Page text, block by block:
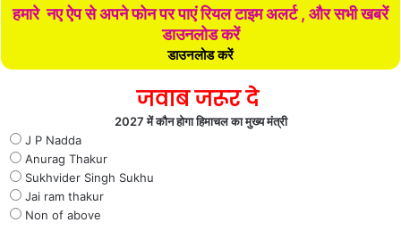
हमारे नए ऐप से अपने फोन पर पाएं रियल टाइम अलर्ट , और सभी खबरें
डाउनलोड करें
डाउनलोड करें
जवाब जरूर दे
2027 में कौन होगा हिमाचल का मुख्य मंत्री
J P Nadda
Anurag Thakur
Sukhvider Singh Sukhu
Jai ram thakur
Non of above